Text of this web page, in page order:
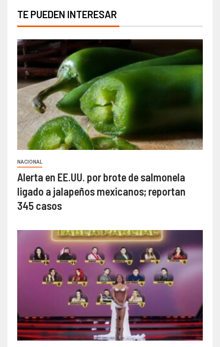
TE PUEDEN INTERESAR
NACIONAL
Alerta en EE.UU. por brote de salmonela
ligado a jalapeños mexicanos; reportan
345 casos